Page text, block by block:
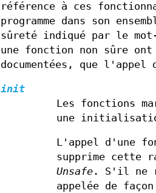
référence à ces
programme dans son
sûreté indiqué par le
une fonction non sûre
documentées, que
init
Les fonctions
une
L'appel d'une
supprime cette
Unsafe. S'il ne
appelée de